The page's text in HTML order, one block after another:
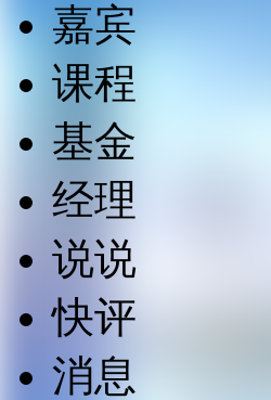
嘉宾
课程
基金
经理
说说
快评
消息